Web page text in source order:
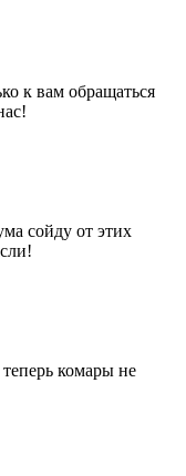
к вам обращаться
сойду от этих
комары не